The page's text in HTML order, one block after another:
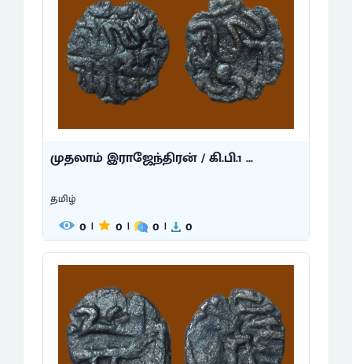
முதலாம் இராஜேந்திரன் / கி.பி.1 ...
தமிழ்
0 | 0 | 0 | 0